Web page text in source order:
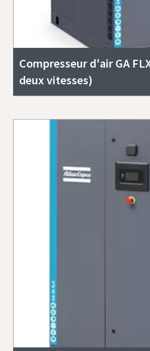
Compresseur d'air GA
deux vitesses)